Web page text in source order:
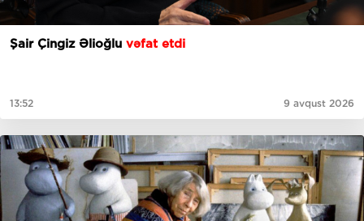
Şair Çingiz Əlioğlu vəfat etdi
13:52 9 avqust 2026